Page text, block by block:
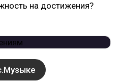
на достижения?